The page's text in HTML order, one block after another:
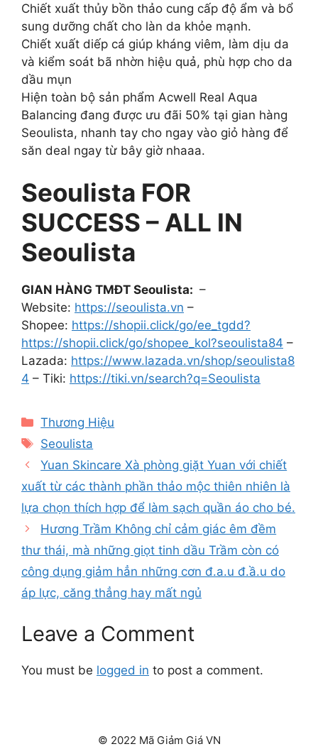
Chiết xuất thủy bồn thảo cung cấp độ ẩm và bổ
sung dưỡng chất cho làn da khỏe mạnh.
Chiết xuất diếp cá giúp kháng viêm, làm dịu da
và kiểm soát bã nhờn hiệu quả, phù hợp cho da
dầu mụn
Hiện toàn bộ sản phẩm Acwell Real Aqua
Balancing đang được ưu đãi 50% tại gian hàng
Seoulista, nhanh tay cho ngay vào giỏ hàng để
săn deal ngay từ bây giờ nhaaa.
Seoulista FOR
SUCCESS – ALL IN
Seoulista
GIAN HÀNG TMĐT Seoulista: –
Website: https://seoulista.vn –
Shopee: https://shopii.click/go/ee_tgdd?
https://shopii.click/go/shopee_kol?seoulista84 –
Lazada: https://www.lazada.vn/shop/seoulista8
4 – Tiki: https://tiki.vn/search?q=Seoulista
Categories
Thương Hiệu
Tags
Seoulista
Yuan Skincare Xà phòng giặt Yuan với chiết
xuất từ các thành phần thảo mộc thiên nhiên là
lựa chọn thích hợp để làm sạch quần áo cho bé.
Hương Trầm Không chỉ cảm giác êm đềm
thư thái, mà những giọt tinh dầu Trầm còn có
công dụng giảm hẳn những cơn đ.a.u đ.ầ.u do
áp lực, căng thẳng hay mất ngủ
Leave a Comment
You must be logged in to post a comment.
© 2022 Mã Giảm Giá VN